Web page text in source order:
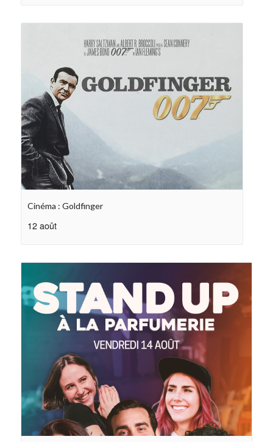
Cinéma : Goldfinger
12 août